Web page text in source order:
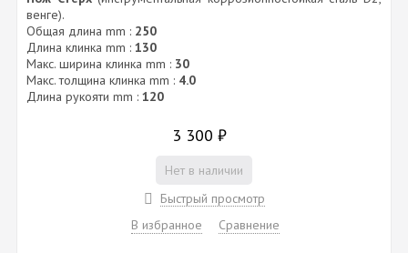
венге).
Общая длина mm : 250
Длина клинка mm : 130
Макс. ширина клинка mm : 30
Макс. толщина клинка mm : 4.0
Длина рукояти mm : 120
3 300 ₽
Нет в наличии
Быстрый просмотр
В избранное
Сравнение